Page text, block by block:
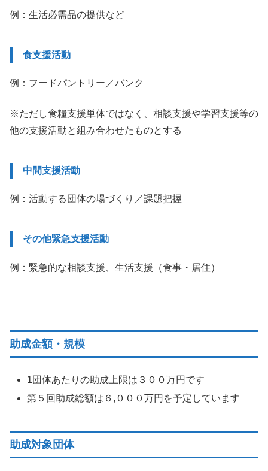
例：生活必需品の提供など
食支援活動
例：フードパントリー／バンク
※ただし食糧支援単体ではなく、相談支援や学習支援等の
他の支援活動と組み合わせたものとする
中間支援活動
例：活動する団体の場づくり／課題把握
その他緊急支援活動
例：緊急的な相談支援、生活支援（食事・居住）
助成金額・規模
1団体あたりの助成上限は３００万円です
第５回助成総額は６,０００万円を予定しています
助成対象団体